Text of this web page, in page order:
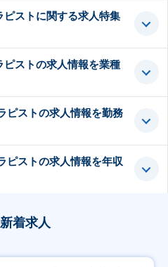
ストに関する求人特集
ストの求人情報を業種
ピストの求人情報を勤務
ピストの求人情報を年収
新着求人